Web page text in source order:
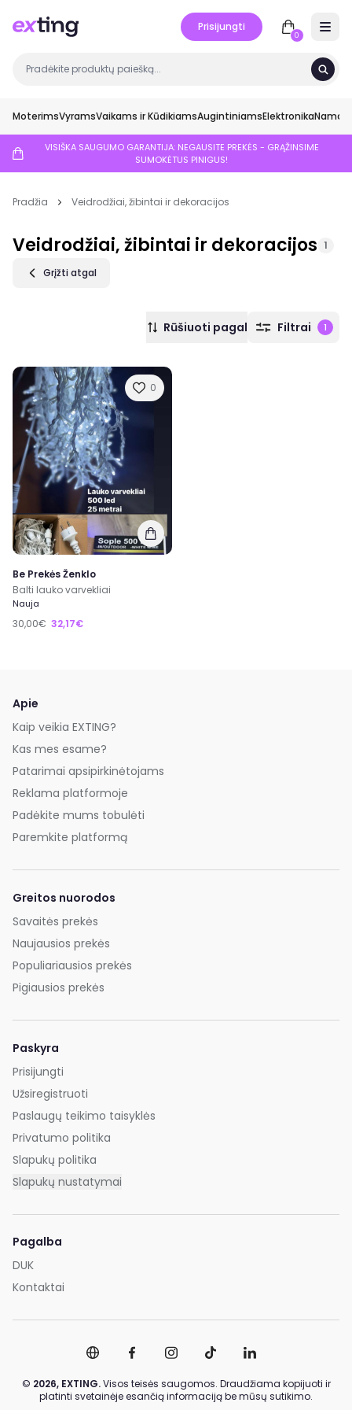
Prisijungti
0
MoterimsVyramsVaikams ir KūdikiamsAugintiniamsElektronikaNamai
VISIŠKA SAUGUMO GARANTIJA: NEGAUSITE PREKĖS - GRĄŽINSIME
SUMOKĖTUS PINIGUS!
Pradžia Veidrodžiai, žibintai ir dekoracijos
Veidrodžiai, žibintai ir dekoracijos 1
Grįžti atgal
Rūšiuoti pagal Filtrai 1
0
Be Prekės Ženklo
Balti lauko varvekliai
Nauja
30,00€ 32,17€
Apie
Kaip veikia EXTING?
Kas mes esame?
Patarimai apsipirkinėtojams
Reklama platformoje
Padėkite mums tobulėti
Paremkite platformą
Greitos nuorodos
Savaitės prekės
Naujausios prekės
Populiariausios prekės
Pigiausios prekės
Paskyra
Prisijungti
Užsiregistruoti
Paslaugų teikimo taisyklės
Privatumo politika
Slapukų politika
Slapukų nustatymai
Pagalba
DUK
Kontaktai
© 2026, EXTING.Visos teisės saugomos. Draudžiama kopijuoti ir
platinti svetainėje esančią informaciją be mūsų sutikimo.